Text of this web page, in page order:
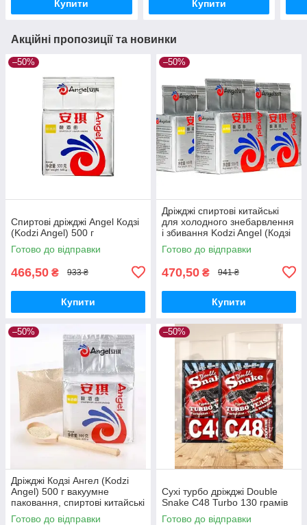
Купити Купити
Акційні пропозиції та новинки
–50%
Спиртові дріжджі Angel Кодзі
(Kodzi Angel) 500 г
Готово до відправки
466,50 ₴ 933 ₴
Купити
–50%
Дріжджі спиртові китайські
для холодного знебарвлення
і збивання Kodzi Angel (Кодзі
Ангел) пачка 500 грамів
Готово до відправки
470,50 ₴ 941 ₴
Купити
–50%
Дріжджі Кодзі Ангел (Kodzi
Angel) 500 г вакуумне
паковання, спиртові китайські
дріжджі
Готово до відправки
–50%
Сухі турбо дріжджі Double
Snake C48 Turbo 130 грамів
Готово до відправки